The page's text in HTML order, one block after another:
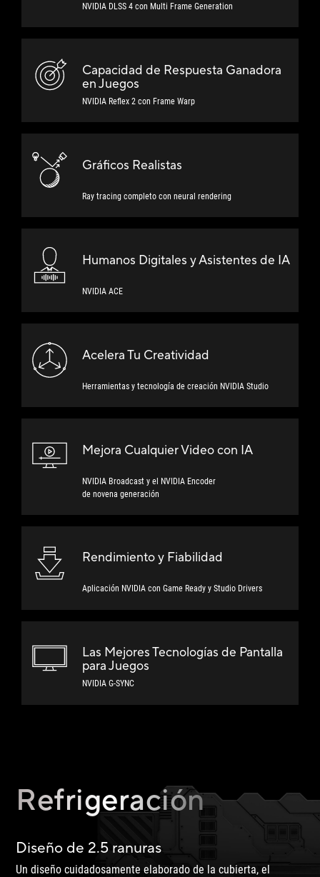
NVIDIA DLSS 4 con Multi Frame Generation
Capacidad de Respuesta Ganadora
en Juegos
NVIDIA Reflex 2 con Frame Warp
Gráficos Realistas
Ray tracing completo conneural rendering
Humanos Digitales yAsistentes de IA
NVIDIA ACE
Acelera Tu Creatividad
Herramientas y tecnología de creación NVIDIA Studio
Mejora Cualquier Videocon IA
NVIDIA Broadcast y el NVIDIA Encoder
de novena generación
Rendimiento y Fiabilidad
Aplicación NVIDIA con Game Ready y Studio Drivers
Las Mejores Tecnologías de Pantalla
para Juegos
NVIDIA G-SYNC
Refrigeración
Diseño de 2.5 ranuras
Un diseño cuidadosamente elaborado de la cubierta, el